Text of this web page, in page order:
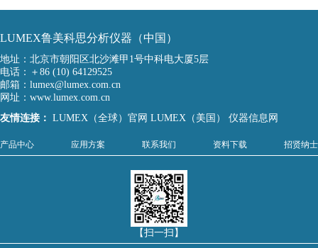
LUMEX鲁美科思分析仪器（中国）
地址：北京市朝阳区北沙滩甲1号中科电大厦5层
电话：＋86 (10) 64129525
邮箱：lumex@lumex.com.cn
网址：www.lumex.com.cn
友情连接： LUMEX（全球）官网 LUMEX（美国） 仪器信息网
产品中心 应用方案 联系我们 资料下载 招贤纳士
【扫一扫】